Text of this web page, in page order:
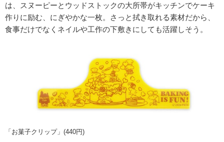
は、スヌーピーとウッドストックの大所帯がキッチンでケーキ
作りに励む、にぎやかな一枚。さっと拭き取れる素材だから、
食事だけでなくネイルや工作の下敷きにしても活躍しそう。
「お菓子クリップ」(440円)